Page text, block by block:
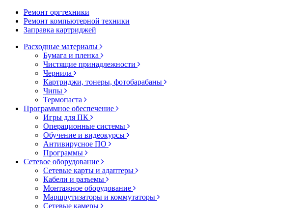
Ремонт оргтехники
Ремонт компьютерной техники
Заправка картриджей
Расходные материалы
Бумага и пленка
Чистящие принадлежности
Чернила
Картриджи, тонеры, фотобарабаны
Чипы
Термопаста
Программное обеспечение
Игры для ПК
Операционные системы
Обучение и видеокурсы
Антивирусное ПО
Программы
Сетевое оборудование
Сетевые карты и адаптеры
Кабели и разъемы
Монтажное оборудование
Маршрутизаторы и коммутаторы
Сетевые камеры